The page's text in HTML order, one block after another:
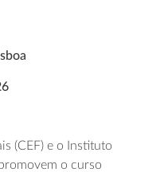
(CEF) e o Instituto
o curso